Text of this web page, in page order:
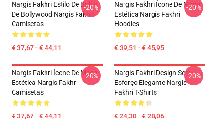
Nargis Fakhri Estilo De Brilho
De Bollywood Nargis Fakhri
Camisetas
€ 37,67 - € 44,11
-20%
Nargis Fakhri Ícone De Moda
Estética Nargis Fakhri
Hoodies
€ 39,51 - € 45,95
-20%
Nargis Fakhri Ícone De Moda
Estética Nargis Fakhri
Camisetas
€ 37,67 - € 44,11
-20%
Nargis Fakhri Design Sem
Esforço Elegante Nargis
Fakhri T-Shirts
€ 24,38 - € 28,06
-20%